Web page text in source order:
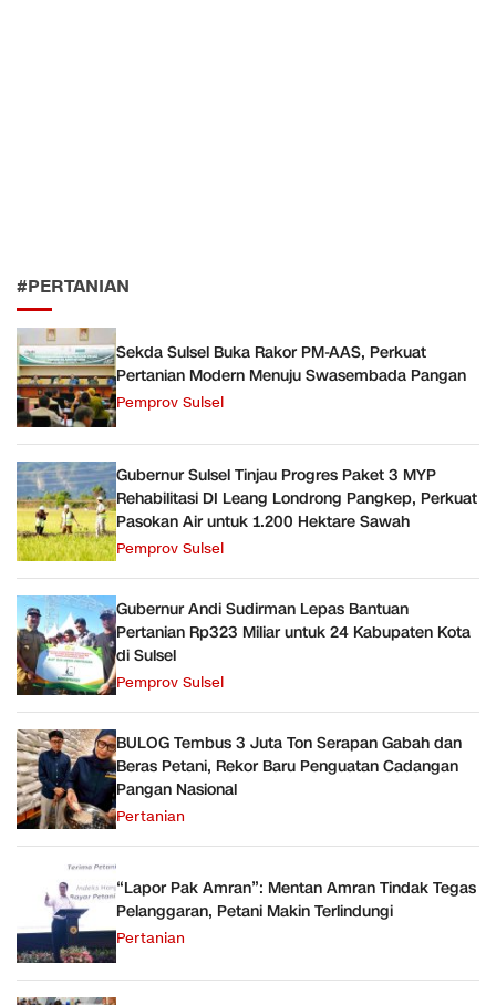
#PERTANIAN
Sekda Sulsel Buka Rakor PM-AAS, Perkuat
Pertanian Modern Menuju Swasembada Pangan
Pemprov Sulsel
Gubernur Sulsel Tinjau Progres Paket 3 MYP
Rehabilitasi DI Leang Londrong Pangkep, Perkuat
Pasokan Air untuk 1.200 Hektare Sawah
Pemprov Sulsel
Gubernur Andi Sudirman Lepas Bantuan
Pertanian Rp323 Miliar untuk 24 Kabupaten Kota
di Sulsel
Pemprov Sulsel
BULOG Tembus 3 Juta Ton Serapan Gabah dan
Beras Petani, Rekor Baru Penguatan Cadangan
Pangan Nasional
Pertanian
“Lapor Pak Amran”: Mentan Amran Tindak Tegas
Pelanggaran, Petani Makin Terlindungi
Pertanian